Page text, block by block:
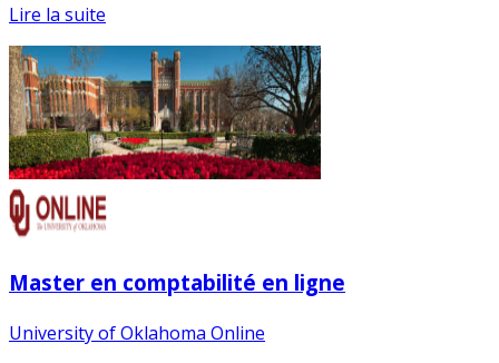
Lire la suite
Master en comptabilité en ligne
University of Oklahoma Online